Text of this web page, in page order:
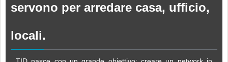
servono per arredare casa, ufficio,
locali.